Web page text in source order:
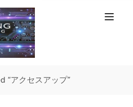
“アクセスアップ”